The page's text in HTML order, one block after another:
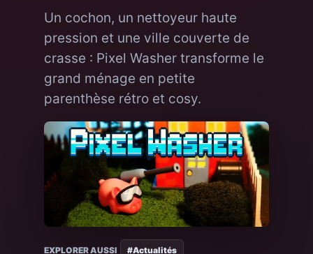
Un cochon, un nettoyeur haute
pression et une ville couverte de
crasse : Pixel Washer transforme le
grand ménage en petite
parenthèse rétro et cosy.
EXPLORER AUSSI #Actualités